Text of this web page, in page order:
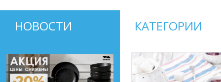
НОВОСТИ КАТЕГОРИИ